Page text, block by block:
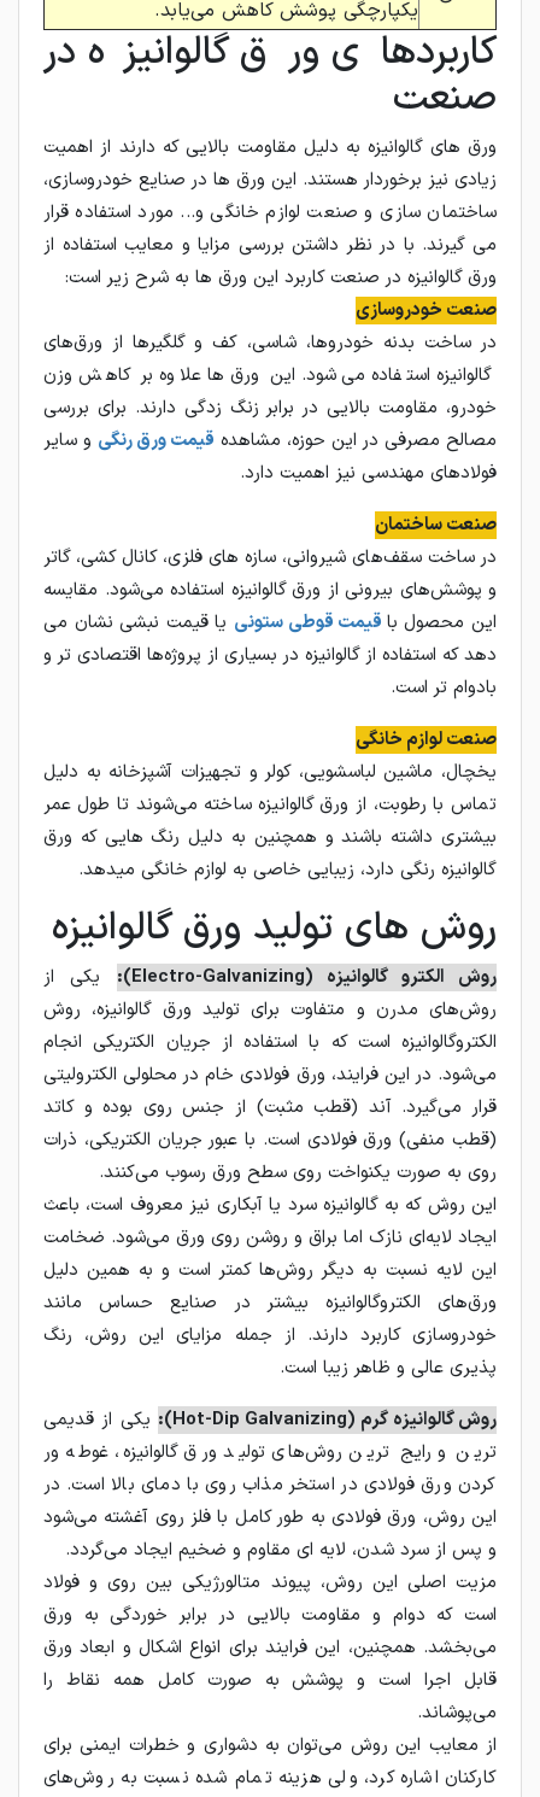
یکپارچگی پوشش کاهش می‌یابد.
کاربردهای ورق گالوانیزه در
صنعت
ورق های گالوانیزه به دلیل مقاومت بالایی که دارند از اهمیت
زیادی نیز برخوردار هستند. این ورق ها در صنایع خودروسازی،
ساختمان سازی و صنعت لوازم خانگی و... مورد استفاده قرار
می گیرند. با در نظر داشتن بررسی مزایا و معایب استفاده از
ورق گالوانیزه در صنعت کاربرد این ورق ها به شرح زیر است:
صنعت خودروسازی
در ساخت بدنه خودروها، شاسی، کف و گلگیرها از ورق‌های
گالوانیزه استفاده می‌شود. این ورق‌ها علاوه‌ بر کاهش وزن
خودرو، مقاومت بالایی در برابر زنگ ‌زدگی دارند. برای بررسی
مصالح مصرفی در این حوزه، مشاهده قیمت ورق رنگی و سایر
فولادهای مهندسی نیز اهمیت دارد.
صنعت ساختمان
در ساخت سقف‌های شیروانی، سازه‌ های فلزی، کانال ‌کشی، گاتر
و پوشش‌های بیرونی از ورق گالوانیزه استفاده می‌شود. مقایسه
این محصول با قیمت قوطی ستونی یا قیمت نبشی نشان می
‌دهد که استفاده از گالوانیزه در بسیاری از پروژه‌ها اقتصادی ‌تر و
بادوام‌ تر است.
صنعت لوازم خانگی
یخچال، ماشین لباسشویی، کولر و تجهیزات آشپزخانه به دلیل
تماس با رطوبت، از ورق گالوانیزه ساخته می‌شوند تا طول عمر
بیشتری داشته باشند و همچنین به دلیل رنگ هایی که ورق
گالوانیزه رنگی دارد، زیبایی خاصی به لوازم خانگی میدهد.
روش های تولید ورق گالوانیزه
روش الکترو گالوانیزه (Electro-Galvanizing):
یکی از
روش‌های مدرن و متفاوت برای تولید ورق گالوانیزه، روش
الکتروگالوانیزه است که با استفاده از جریان الکتریکی انجام
می‌شود. در این فرایند، ورق فولادی خام در محلولی الکترولیتی
قرار می‌گیرد. آند (قطب مثبت) از جنس روی بوده و کاتد
(قطب منفی) ورق فولادی است. با عبور جریان الکتریکی، ذرات
روی به صورت یکنواخت روی سطح ورق رسوب می‌کنند.
این روش که به گالوانیزه سرد یا آبکاری نیز معروف است، باعث
ایجاد لایه‌ای نازک اما براق و روشن روی ورق می‌شود. ضخامت
این لایه نسبت به دیگر روش‌ها کمتر است و به همین دلیل
ورق‌های الکتروگالوانیزه بیشتر در صنایع حساس مانند
خودروسازی کاربرد دارند. از جمله مزایای این روش، رنگ
‌پذیری عالی و ظاهر زیبا است.
روش گالوانیزه گرم (Hot-Dip Galvanizing):
یکی از قدیمی‌
ترین و رایج‌ ترین روش‌های تولید ورق گالوانیزه، غوطه ‌ور
کردن ورق فولادی در استخر مذاب روی با دمای بالا است. در
این روش، ورق فولادی به طور کامل با فلز روی آغشته می‌شود
و پس از سرد شدن، لایه ‌ای مقاوم و ضخیم ایجاد می‌گردد.
مزیت اصلی این روش، پیوند متالورژیکی بین روی و فولاد
است که دوام و مقاومت بالایی در برابر خوردگی به ورق
می‌بخشد. همچنین، این فرایند برای انواع اشکال و ابعاد ورق
قابل اجرا است و پوشش به صورت کامل همه نقاط را
می‌پوشاند.
از معایب این روش می‌توان به دشواری و خطرات ایمنی برای
کارکنان اشاره کرد، ولی هزینه تمام ‌شده نسبت به روش‌های